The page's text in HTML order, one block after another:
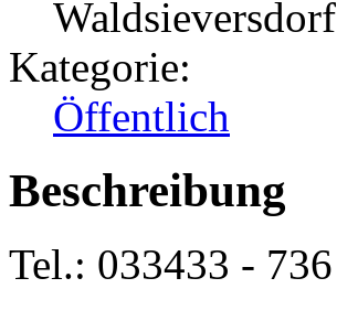
Waldsieversdorf
Kategorie:
Öffentlich
Beschreibung
Tel.: 033433 - 736